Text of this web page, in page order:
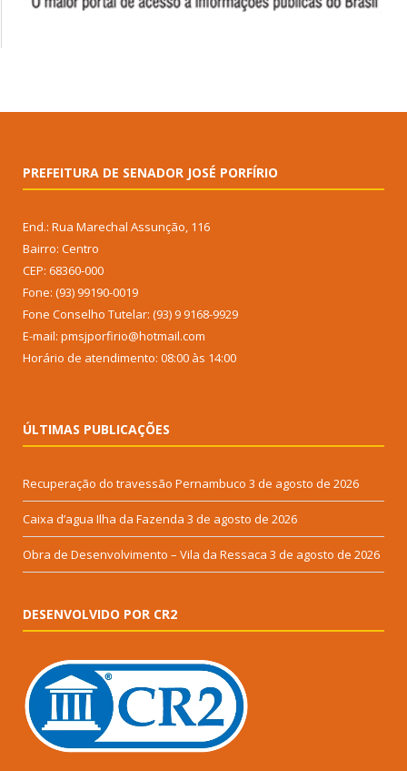
PREFEITURA DE SENADOR JOSÉ PORFÍRIO
End.: Rua Marechal Assunção, 116
Bairro: Centro
CEP: 68360-000
Fone: (93) 99190-0019
Fone Conselho Tutelar: (93) 9 9168-9929
E-mail: pmsjporfirio@hotmail.com
Horário de atendimento: 08:00 às 14:00
ÚLTIMAS PUBLICAÇÕES
Recuperação do travessão Pernambuco 3 de agosto de 2026
Caixa d’agua Ilha da Fazenda 3 de agosto de 2026
Obra de Desenvolvimento – Vila da Ressaca 3 de agosto de 2026
DESENVOLVIDO POR CR2